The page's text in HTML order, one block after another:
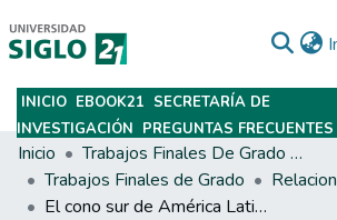
Subir
INICIO EBOOK21 SECRETARÍA DE
INVESTIGACIÓN PREGUNTAS FRECUENTES
Inicio
Trabajos Finales De Grado Y Posgrado
Trabajos Finales de Grado
El cono sur de América Latina: narcotráfico y tráfico ideal de armas en la lógica de los complejos de seguridad regional. 2003 - 2008